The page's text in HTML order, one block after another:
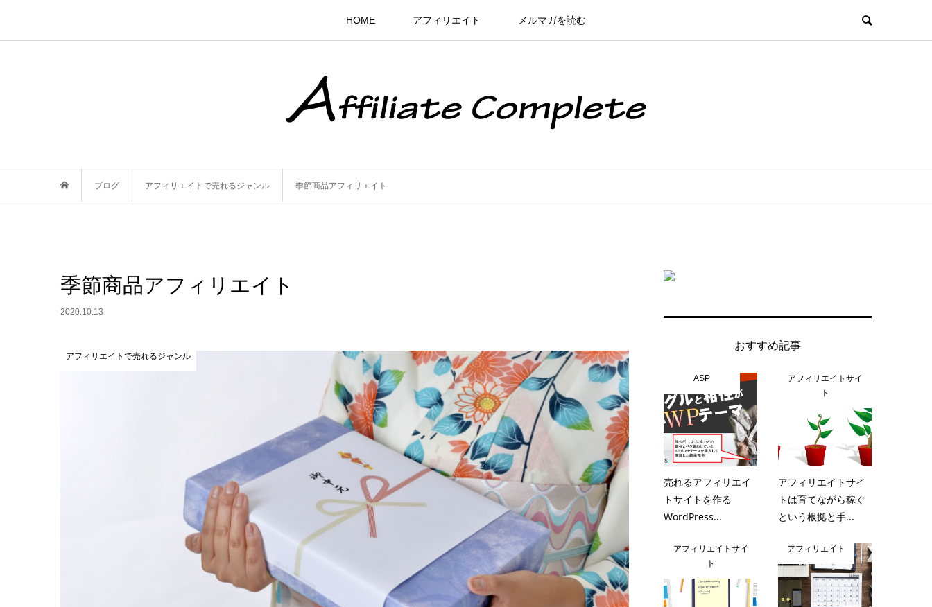
HOME アフィリエイト メルマガを読む
ブログ アフィリエイトで売れるジャンル 季節商品アフィリエイト
季節商品アフィリエイト
2020.10.13
アフィリエイトで売れるジャンル
おすすめ記事
ASP
売れるアフィリエイ
トサイトを作る
WordPress...
アフィリエイトサイ
ト
アフィリエイトサイ
トは育てながら稼ぐ
という根拠と手...
アフィリエイトサイ
ト
アフィリエイト